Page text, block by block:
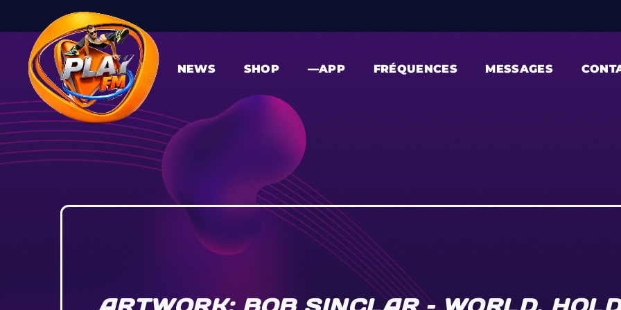
NEWS SHOP —APP FRÉQUENCES MESSAGES